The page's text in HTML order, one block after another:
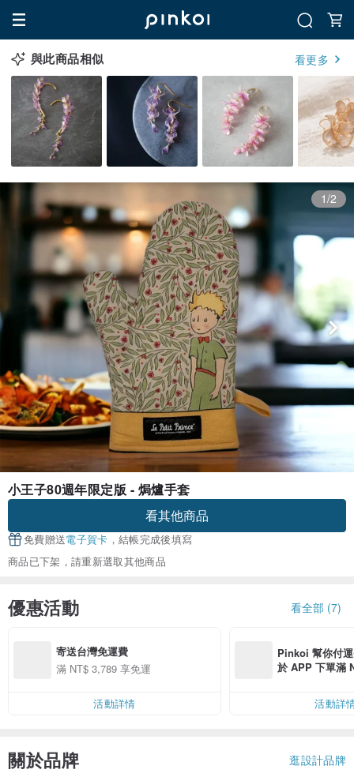
與此商品相似 看更多
1/2
小王子80週年限定版 - 焗爐手套
看其他商品
免費贈送電子賀卡 ，結帳完成後填寫
商品已下架，請重新選取其他商品
優惠活動 看全部 (7)
寄送台灣免運費
滿 NT$ 3,789 享免運
活動詳情
Pinkoi 幫你付
於 APP 下單滿
活動詳
關於品牌 逛設計品牌